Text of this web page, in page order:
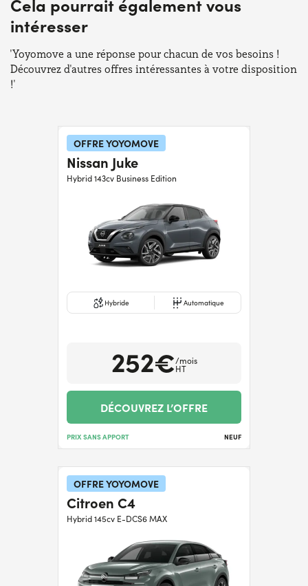
Besoin d'aide ? 0139280852
intéresser
'Yoyomove a une réponse pour chacun de vos besoins !
Découvrez d'autres offres intéressantes à votre disposition
!'
OFFRE YOYOMOVE
Nissan Juke
Hybrid 143cv Business Edition
Hybride Automatique
252€/mois
HT
DÉCOUVREZ L’OFFRE
PRIX SANS APPORT NEUF
OFFRE YOYOMOVE
Citroen C4
Hybrid 145cv E-DCS6 MAX